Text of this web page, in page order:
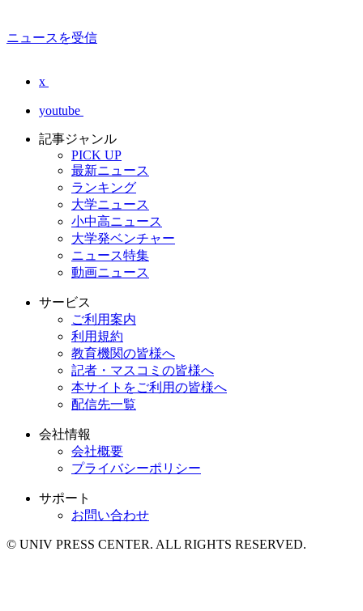
ニュースを受信
x
youtube
記事ジャンル
PICK UP
最新ニュース
ランキング
大学ニュース
小中高ニュース
大学発ベンチャー
ニュース特集
動画ニュース
サービス
ご利用案内
利用規約
教育機関の皆様へ
記者・マスコミの皆様へ
本サイトをご利用の皆様へ
配信先一覧
会社情報
会社概要
プライバシーポリシー
サポート
お問い合わせ
© UNIV PRESS CENTER. ALL RIGHTS RESERVED.